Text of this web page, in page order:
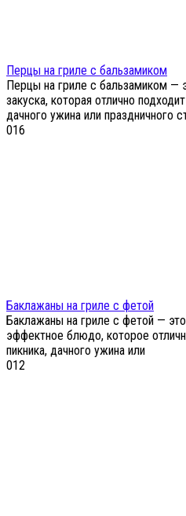
Перцы на гриле с бальзамиком
Перцы на гриле с бальзамиком —
закуска, которая отлично
дачного ужина или праздничного
016
Баклажаны на гриле с фетой
Баклажаны на гриле с фетой —
эффектное блюдо, которое
пикника, дачного ужина или
012